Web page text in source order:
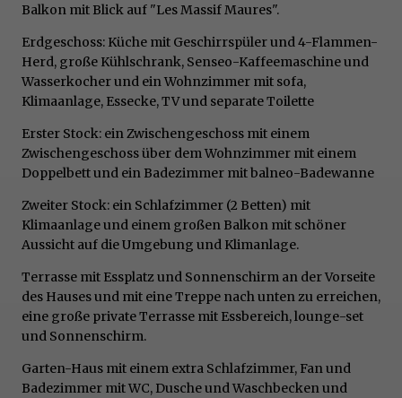
Balkon mit Blick auf "Les Massif Maures".
Erdgeschoss: Küche mit Geschirrspüler und 4-Flammen-
Herd, große Kühlschrank, Senseo-Kaffeemaschine und
Wasserkocher und ein Wohnzimmer mit sofa,
Klimaanlage, Essecke, TV und separate Toilette
Erster Stock: ein Zwischengeschoss mit einem
Zwischengeschoss über dem Wohnzimmer mit einem
Doppelbett und ein Badezimmer mit balneo-Badewanne
Zweiter Stock: ein Schlafzimmer (2 Betten) mit
Klimaanlage und einem großen Balkon mit schöner
Aussicht auf die Umgebung und Klimanlage.
Terrasse mit Essplatz und Sonnenschirm an der Vorseite
des Hauses und mit eine Treppe nach unten zu erreichen,
eine große private Terrasse mit Essbereich, lounge-set
und Sonnenschirm.
Garten-Haus mit einem extra Schlafzimmer, Fan und
Badezimmer mit WC, Dusche und Waschbecken und